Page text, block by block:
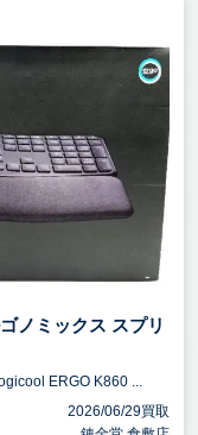
ノミックス スプリ
ERGO K860 ...
2026/06/29買取